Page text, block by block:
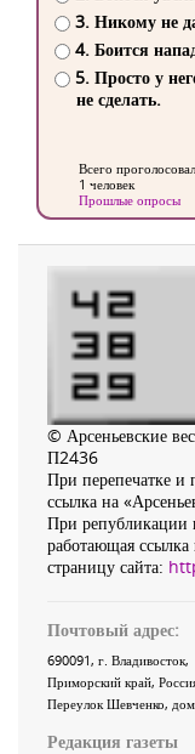
3. Никому не
4. Боится
5. Просто у
не сделать.
Всего
1 человек
Прошлые опросы
© Арсеньевские
П2436
При перепечатке и
ссылка на
При републикации
работающая
страницу сайта:
Почтовый адрес:
690091, г. Владивосток,
Приморский край,
Переулок Шевченко,
Редакция газеты